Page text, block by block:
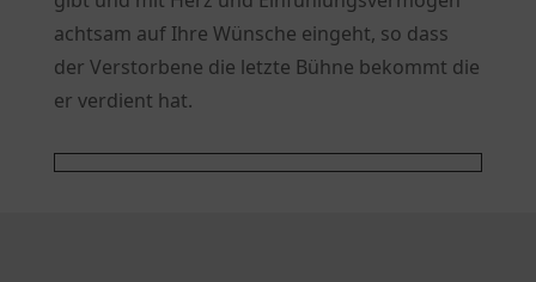
achtsam auf Ihre Wünsche eingeht, so dass
der Verstorbene die letzte Bühne bekommt die
er verdient hat.